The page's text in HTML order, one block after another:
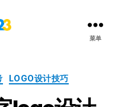
菜单
LOGO设计技巧